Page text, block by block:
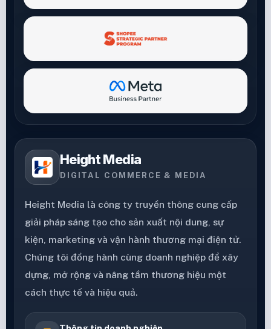
Height Media
DIGITAL COMMERCE & MEDIA
Height Media là công ty truyền thông cung cấp
giải pháp sáng tạo cho sản xuất nội dung, sự
kiện, marketing và vận hành thương mại điện tử.
Chúng tôi đồng hành cùng doanh nghiệp để xây
dựng, mở rộng và nâng tầm thương hiệu một
cách thực tế và hiệu quả.